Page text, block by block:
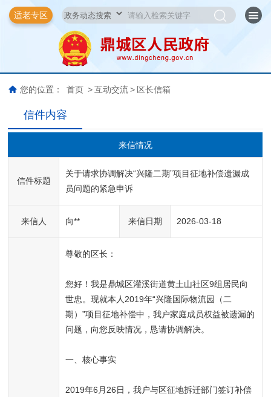
适老专区
您的位置： 首页 > 互动交流 > 区长信箱
信件内容
来信情况
信件标题
关于请求协调解决“兴隆二期”项目征地补偿遗漏成
员问题的紧急申诉
来信人 向** 来信日期 2026-03-18
尊敬的区长：
您好！我是鼎城区灌溪街道黄土山社区9组居民向
世忠。现就本人2019年“兴隆国际物流园（二
期）”项目征地补偿中，我户家庭成员权益被遗漏的
问题，向您反映情况，恳请协调解决。
一、核心事实
2019年6月26日，我户与区征地拆迁部门签订补偿